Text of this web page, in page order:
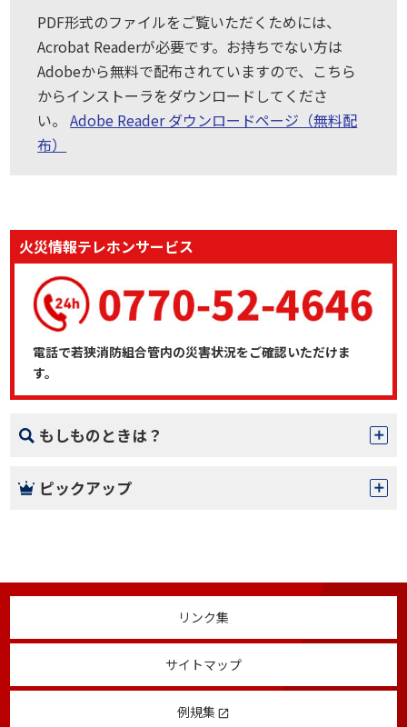
PDF形式のファイルをご覧いただくためには、
Acrobat Readerが必要です。お持ちでない方は
Adobeから無料で配布されていますので、こちら
からインストーラをダウンロードしてくださ
い。Adobe Reader ダウンロードページ（無料配
布）
火災情報テレホンサービス
電話で若狭消防組合管内の災害状況をご確認いただけま
す。
もしものときは？
ピックアップ
リンク集
サイトマップ
例規集 launch